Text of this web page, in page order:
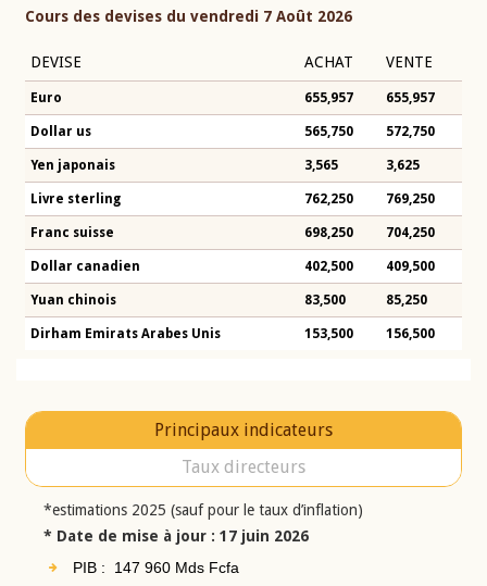
Cours des devises du vendredi 7 Août 2026
DEVISE ACHAT VENTE
Euro 655,957 655,957
Dollar us 565,750 572,750
Yen japonais 3,565 3,625
Livre sterling 762,250 769,250
Franc suisse 698,250 704,250
Dollar canadien 402,500 409,500
Yuan chinois 83,500 85,250
Dirham Emirats Arabes Unis 153,500 156,500
Principaux indicateurs
Taux directeurs
*estimations 2025 (sauf pour le taux d’inflation)
* Date de mise à jour : 17 juin 2026
PIB : 147 960 Mds Fcfa